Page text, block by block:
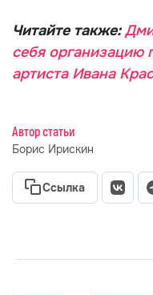
Читайте также:
себя организацию
артиста Ивана
Автор статьи
Борис Ирискин
Ссылка